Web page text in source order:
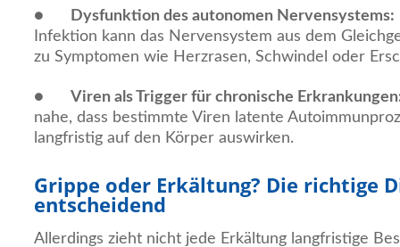
● Dysfunktion des autonomen Nervensystems:
Infektion kann das Nervensystem aus dem
zu Symptomen wie Herzrasen, Schwindel oder
● Viren als Trigger für chronische
nahe, dass bestimmte Viren latente
langfristig auf den Körper auswirken.
Grippe oder Erkältung? Die richtige
entscheidend
Allerdings zieht nicht jede Erkältung langfristige